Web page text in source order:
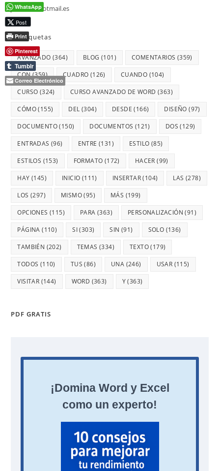
jmmarz@hotmail.es
Etiquetas
AVANZADO (364) BLOG (101) COMENTARIOS (359)
CON(359) CUADRO (126) CUANDO (104)
CURSO (324) CURSO AVANZADO DE WORD (363)
CÓMO(155) DEL (304) DESDE (166) DISEÑO (97)
DOCUMENTO(150) DOCUMENTOS (121) DOS (129)
ENTRADAS (96) ENTRE (131) ESTILO (85)
ESTILOS (153) FORMATO (172) HACER (99)
HAY (145) INICIO (111) INSERTAR(104) LAS (278)
LOS (297) MISMO(95) MÁS (199)
OPCIONES (115) PARA (363) PERSONALIZACIÓN (91)
PÁGINA (110) SI(303) SIN (91) SOLO (136)
TAMBIÉN (202) TEMAS (334) TEXTO(179)
TODOS (110) TUS (86) UNA (246) USAR (115)
VISITAR (144) WORD (363) Y(363)
PDF GRATIS
WhatsApp
Post
Print
Pinterest
Tumblr
Correo Electrónico